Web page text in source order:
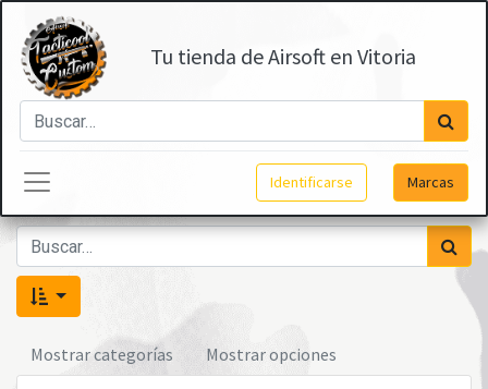
Tu tienda de Airsoft en Vitoria
Identificarse Marcas
Mostrar categorías Mostrar opciones